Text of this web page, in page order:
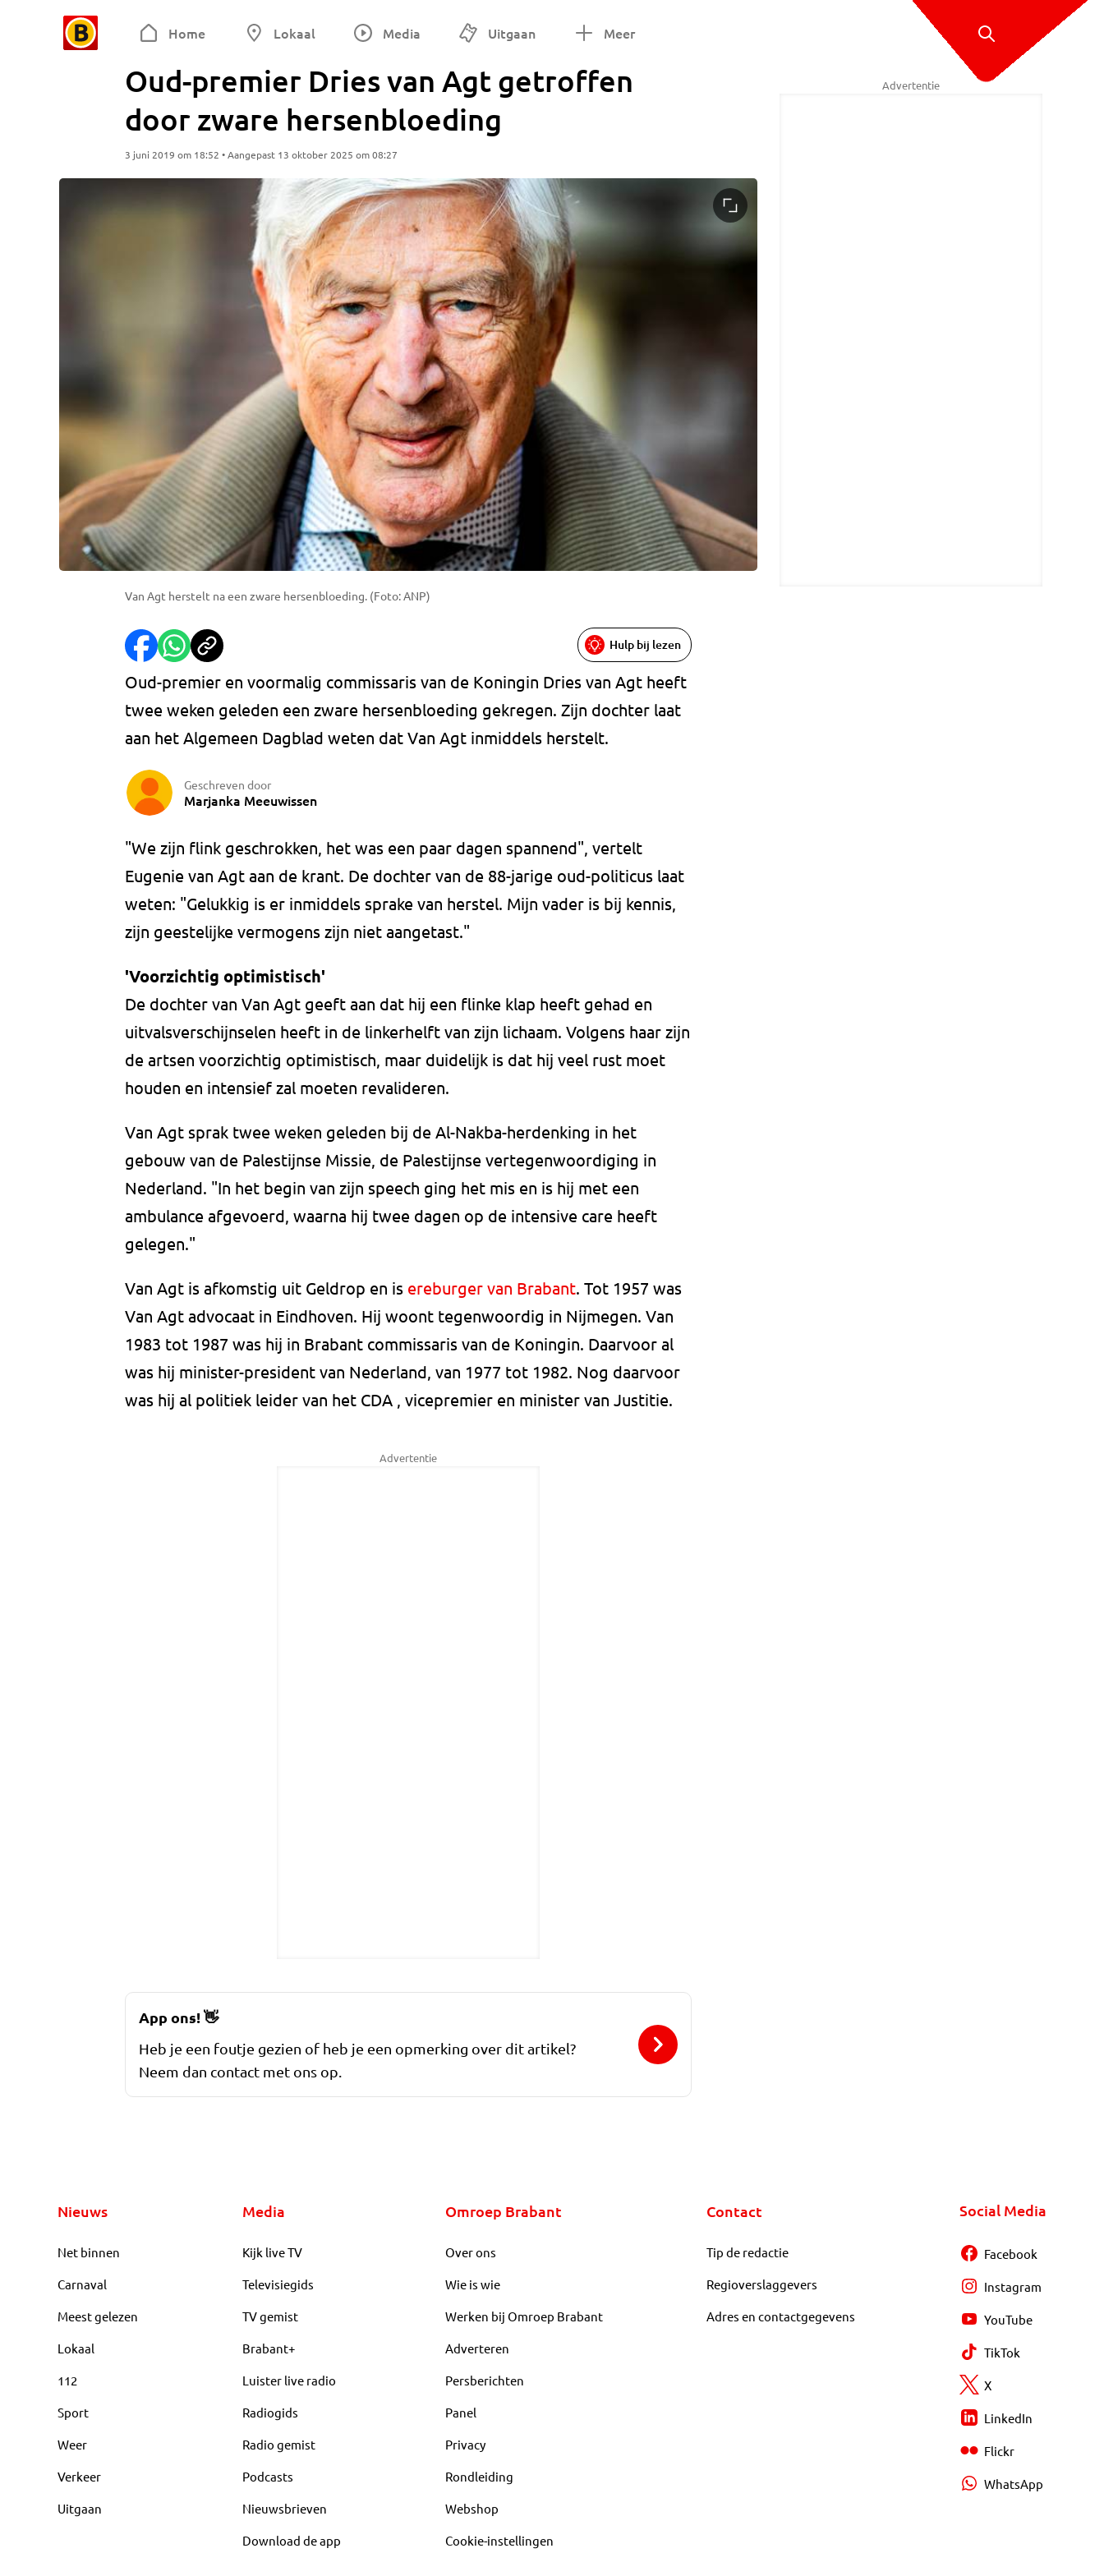
Home Lokaal Media Uitgaan Meer
Oud-premier Dries van Agt getroffen
door zware hersenbloeding
3 juni 2019 om 18:52 • Aangepast 13 oktober 2025 om 08:27
Van Agt herstelt na een zware hersenbloeding. (Foto: ANP)
Hulp bij lezen
Oud-premier en voormalig commissaris van de Koningin Dries van Agt heeft
twee weken geleden een zware hersenbloeding gekregen. Zijn dochter laat
aan het Algemeen Dagblad weten dat Van Agt inmiddels herstelt.
Geschreven door
Marjanka Meeuwissen
"We zijn flink geschrokken, het was een paar dagen spannend", vertelt
Eugenie van Agt aan de krant. De dochter van de 88-jarige oud-politicus laat
weten: "Gelukkig is er inmiddels sprake van herstel. Mijn vader is bij kennis,
zijn geestelijke vermogens zijn niet aangetast."
'Voorzichtig optimistisch'
De dochter van Van Agt geeft aan dat hij een flinke klap heeft gehad en
uitvalsverschijnselen heeft in de linkerhelft van zijn lichaam. Volgens haar zijn
de artsen voorzichtig optimistisch, maar duidelijk is dat hij veel rust moet
houden en intensief zal moeten revalideren.
Van Agt sprak twee weken geleden bij de Al-Nakba-herdenking in het
gebouw van de Palestijnse Missie, de Palestijnse vertegenwoordiging in
Nederland. "In het begin van zijn speech ging het mis en is hij met een
ambulance afgevoerd, waarna hij twee dagen op de intensive care heeft
gelegen."
Van Agt is afkomstig uit Geldrop en is ereburger van Brabant. Tot 1957 was
Van Agt advocaat in Eindhoven. Hij woont tegenwoordig in Nijmegen. Van
1983 tot 1987 was hij in Brabant commissaris van de Koningin. Daarvoor al
was hij minister-president van Nederland, van 1977 tot 1982. Nog daarvoor
was hij al politiek leider van het CDA , vicepremier en minister van Justitie.
Advertentie
Advertentie
App ons!👋
Heb je een foutje gezien of heb je een opmerking over dit artikel?
Neem dan contact met ons op.
Nieuws
Net binnen
Carnaval
Meest gelezen
Lokaal
112
Sport
Weer
Verkeer
Uitgaan
Media
Kijk live TV
Televisiegids
TV gemist
Brabant+
Luister live radio
Radiogids
Radio gemist
Podcasts
Nieuwsbrieven
Download de app
Omroep Brabant
Over ons
Wie is wie
Werken bij Omroep Brabant
Adverteren
Persberichten
Panel
Privacy
Rondleiding
Webshop
Cookie-instellingen
Contact
Tip de redactie
Regioverslaggevers
Adres en contactgegevens
Social Media
Facebook
Instagram
YouTube
TikTok
X
LinkedIn
Flickr
WhatsApp